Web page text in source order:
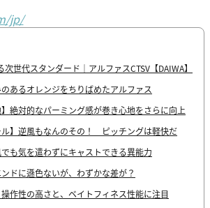
jp/
次世代スタンダード｜アルファスCTSV【DAIWA】
のあるオレンジをちりばめたアルファス
】絶対的なパーミング感が巻き心地をさらに向上
ル】逆風もなんのその！ ピッチングは軽快だ
でも気を遣わずにキャストできる異能力
ドに遜色ないが、わずかな差が？
操作性の高さと、ベイトフィネス性能に注目